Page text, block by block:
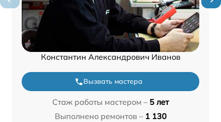
Константин Александрович Иванов
Вызвать мастера
Стаж работы мастером – 5 лет
Выполнено ремонтов – 1 130